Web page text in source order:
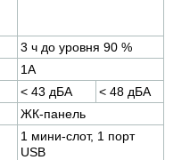
3 ч до уровня 90 %
1A
< 43 дБА < 48 дБА
ЖК-панель
1 мини-слот, 1 порт
USB